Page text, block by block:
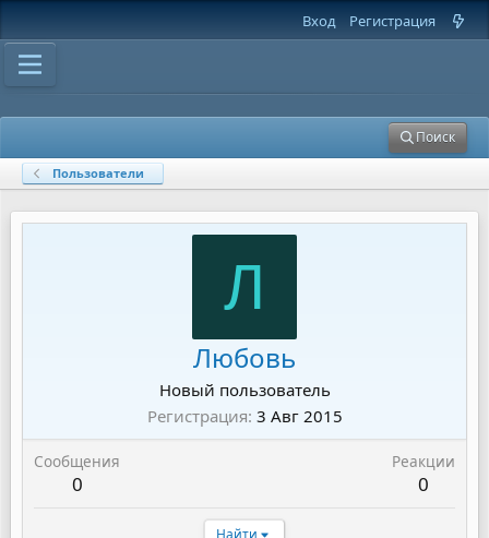
Вход Регистрация
Поиск
Пользователи
Л
Любовь
Новый пользователь
Регистрация 3 Авг 2015
Сообщения
0
Реакции
0
Найти